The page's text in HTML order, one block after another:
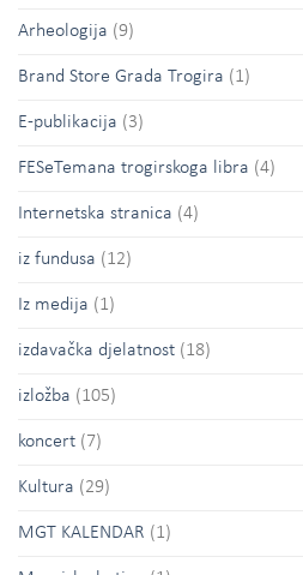
Arheologija (9)
Brand Store Grada Trogira (1)
E-publikacija (3)
FESeTemana trogirskoga libra (4)
Internetska stranica (4)
iz fundusa (12)
Iz medija (1)
izdavačka djelatnost (18)
izložba (105)
koncert (7)
Kultura (29)
MGT KALENDAR (1)